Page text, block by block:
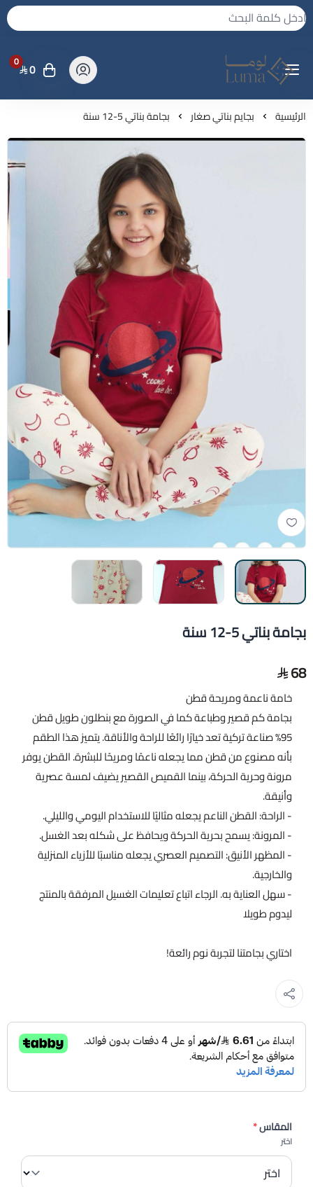
لوما - بجامه واكثر
0 0
الرئيسية بجايم بناتي صغار بجامة بناتي 5-12 سنة
بجامة بناتي 5-12 سنة
68
خامة ناعمة ومريحة قطن
بجامة كم قصير وطباعة كما في الصورة مع بنطلون طويل قطن
95% صناعة تركية تعد خيارًا رائعًا للراحة والأناقة. يتميز هذا الطقم
بأنه مصنوع من قطن مما يجعله ناعمًا ومريحًا للبشرة. القطن يوفر
مرونة وحرية الحركة، بينما القميص القصير يضيف لمسة عصرية
وأنيقة.
- الراحة: القطن الناعم يجعله مثاليًا للاستخدام اليومي والليلي.
- المرونة: يسمح بحرية الحركة ويحافظ على شكله بعد الغسل.
- المظهر الأنيق: التصميم العصري يجعله مناسبًا للأزياء المنزلية
والخارجية.
- سهل العناية به. الرجاء اتباع تعليمات الغسيل المرفقة بالمنتج
ليدوم طويلا
اختاري بجامتنا لتجربة نوم رائعة!
المقاس*
اختر